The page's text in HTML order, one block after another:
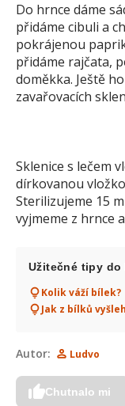
Do hrnce dáme
přidáme cibuli a
pokrájenou
přidáme rajčata,
doměkka. Ještě
zavařovacích
Sklenice s lečem
dírkovanou
Sterilizujeme 15
vyjmeme z hrnce
Užitečné tipy do
Kolik váží bílek?
Jak z bílků
Autor: Ludvo
Chutnalo mi